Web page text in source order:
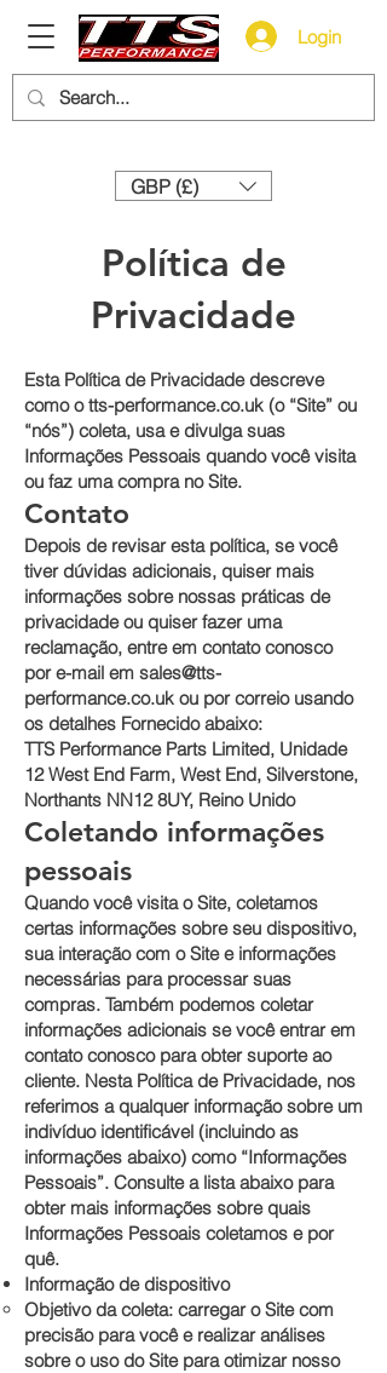
Login
GBP (£)
Política de
Privacidade
Esta Política de Privacidade descreve
como o tts-performance.co.uk (o “Site” ou
“nós”) coleta, usa e divulga suas
Informações Pessoais quando você visita
ou faz uma compra no Site.
Contato
Depois de revisar esta política, se você
tiver dúvidas adicionais, quiser mais
informações sobre nossas práticas de
privacidade ou quiser fazer uma
reclamação, entre em contato conosco
por e-mail em sales@tts-
performance.co.uk ou por correio usando
os detalhes Fornecido abaixo:
TTS Performance Parts Limited, Unidade
12 West End Farm, West End, Silverstone,
Northants NN12 8UY, Reino Unido
Coletando informações
pessoais
Quando você visita o Site, coletamos
certas informações sobre seu dispositivo,
sua interação com o Site e informações
necessárias para processar suas
compras. Também podemos coletar
informações adicionais se você entrar em
contato conosco para obter suporte ao
cliente. Nesta Política de Privacidade, nos
referimos a qualquer informação sobre um
indivíduo identificável (incluindo as
informações abaixo) como “Informações
Pessoais”. Consulte a lista abaixo para
obter mais informações sobre quais
Informações Pessoais coletamos e por
quê.
Informação de dispositivo
Objetivo da coleta: carregar o Site com
precisão para você e realizar análises
sobre o uso do Site para otimizar nosso